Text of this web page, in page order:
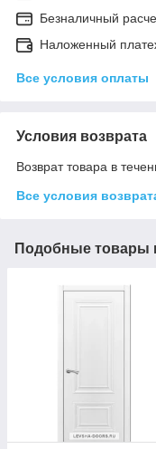
Безналичный
Наложенный
Все условия оплаты
Условия возврата
Возврат товара в
Все условия
Подобные товары